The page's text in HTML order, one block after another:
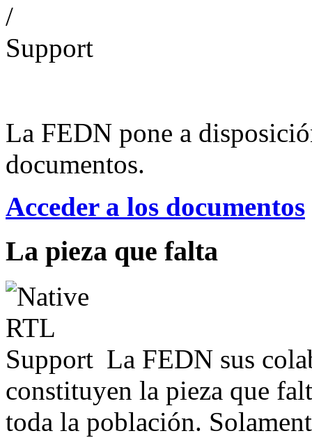
La FEDN pone a
documentos.
Acceder a los documentos
La pieza que falta
La FEDN sus
constituyen la pieza que
toda la población.